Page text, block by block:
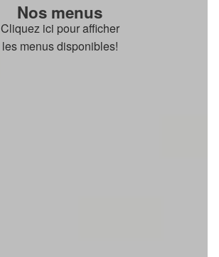
Nos menus
Cliquez ici pour afficher
les menus disponibles!